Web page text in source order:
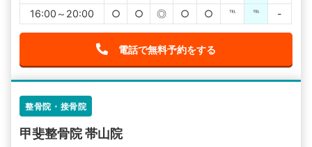
16:00～20:00
○ ○ ◎ ○ ○ ℡ ℡ -
電話で無料予約をする
整骨院・接骨院
甲斐整骨院 帯山院